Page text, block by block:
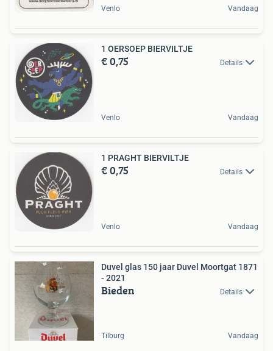
Venlo Vandaag
1 OERSOEP BIERVILTJE
€ 0,75 Details
Venlo Vandaag
1 PRAGHT BIERVILTJE
€ 0,75 Details
Venlo Vandaag
Duvel glas 150 jaar Duvel Moortgat 1871
- 2021
Bieden Details
Tilburg Vandaag